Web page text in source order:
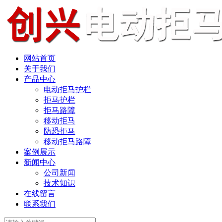
网站首页
关于我们
产品中心
电动拒马护栏
拒马护栏
拒马路障
移动拒马
防恐拒马
移动拒马路障
案例展示
新闻中心
公司新闻
技术知识
在线留言
联系我们